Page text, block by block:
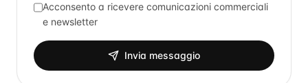
Acconsento a ricevere comunicazioni commerciali
e newsletter
Invia messaggio